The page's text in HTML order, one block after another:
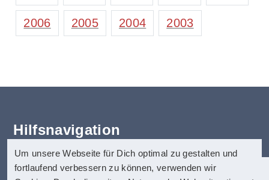
2006 2005 2004 2003
Hilfsnavigation
Erklärung zur Barrierefreiheit
Startseite
Um unsere Webseite für Dich optimal zu gestalten und
fortlaufend verbessern zu können, verwenden wir